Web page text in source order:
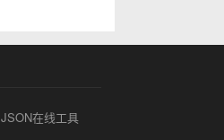
JSON在线工具